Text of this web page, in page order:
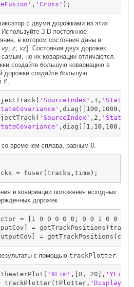
, 'Cross' );
с двумя дорожками из этих
3-D постоянное
в котором состояния даны в
vy; z; vz]. Состояния двух дорожек
но их ковариации отличаются.
создайте большую ковариацию в
дорожки создайте большую
Y.
'SourceIndex' ,1, 'State'
'SourceIndex' ,2, 'State'
со временем сплава, равным 0.
= fuser(tracks,time);
и ковариации положения исходных
дорожек.
= [1 0 0 0 0 0; 0 0 1 0 0
=
=
с помощью trackPlotter.
'XLim' ,[0, 20], 'YLim'
trackPlotter(tPlotter,